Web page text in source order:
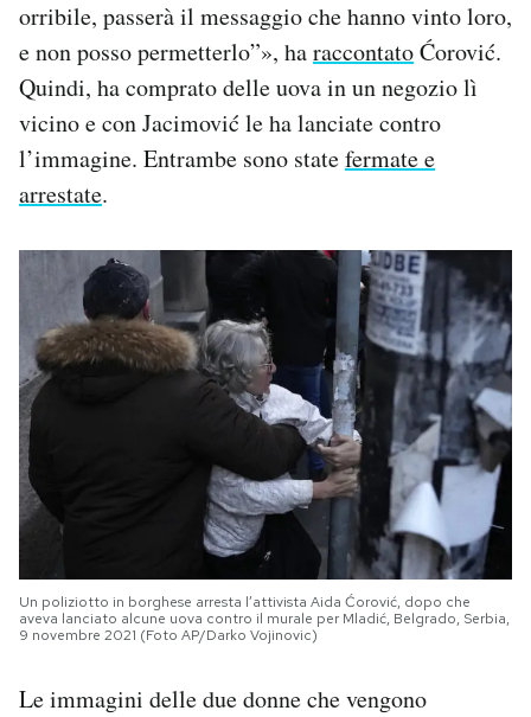
orribile, passerà il messaggio che hanno vinto loro,
e non posso permetterlo”», haraccontatoĆorović.
Quindi, ha comprato delle uova in un negozio lì
vicino e con Jacimović le ha lanciate contro
l’immagine. Entrambe sono statefermate e
arrestate.
Un poliziotto in borghese arresta l’attivista Aida Ćorović, dopo che
aveva lanciato alcune uova contro il murale per Mladić, Belgrado, Serbia,
9 novembre 2021 (Foto AP/Darko Vojinovic)
Le immagini delle due donne che vengono